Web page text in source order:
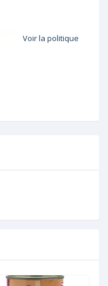
Voir la politique